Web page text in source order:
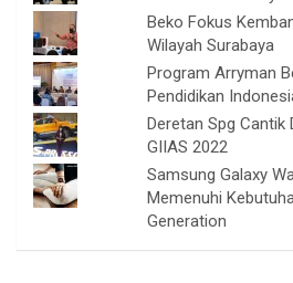
Beko Fokus
Wilayah Surabaya
Program Arryman
Pendidikan
Deretan Spg Cantik
GIIAS 2022
Samsung Galaxy
Memenuhi
Generation